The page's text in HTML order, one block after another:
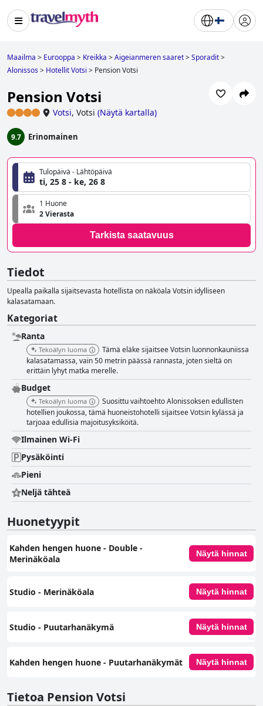
Maailma > Eurooppa > Kreikka >Aigeianmeren saaret>Sporadit>
Alonissos> Hotellit Votsi > Pension Votsi
Pension Votsi
Votsi, Votsi (Näytä kartalla)
9.7 Erinomainen
Tulopäivä - Lähtöpäivä
ti, 25 8 - ke, 26 8
1 Huone
2 Vierasta
Tarkista saatavuus
Tiedot
Upealla paikalla sijaitsevasta hotellista on näköala Votsin idylliseen
kalasatamaan.
Kategoriat
Ranta
Tekoälyn luoma
Tämä eläke sijaitsee Votsin luonnonkauniissa
kalasatamassa, vain 50 metrin päässä rannasta, joten sieltä on
erittäin lyhyt matka merelle.
Budget
Tekoälyn luoma
Suosittu vaihtoehto Alonissoksen edullisten
hotellien joukossa, tämä huoneistohotelli sijaitsee Votsin kylässä ja
tarjoaa edullisia majoitusyksiköitä.
Ilmainen Wi-Fi
Pysäköinti
Pieni
Neljä tähteä
Huonetyypit
Kahden hengen huone - Double -
Merinäköala
Näytä hinnat
Studio - Merinäköala Näytä hinnat
Studio - Puutarhanäkymä Näytä hinnat
Kahden hengen huone - Puutarhanäkymät Näytä hinnat
Tietoa Pension Votsi